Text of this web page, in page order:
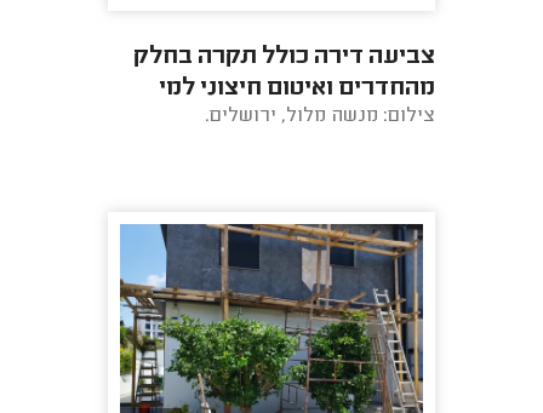
צביעה דירה כולל תקרה בחלק
מהחדרים ואיטום חיצוני למי
גשמים שנכנסו לדירה.
צילום: מנשה מלול, ירושלים.